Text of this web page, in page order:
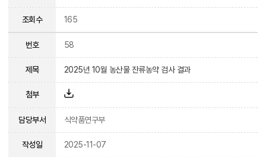
조회수 165
번호 58
제목 2025년 10월 농산물 잔류농약 검사 결과
첨부
담당부서 식약품연구부
작성일 2025-11-07